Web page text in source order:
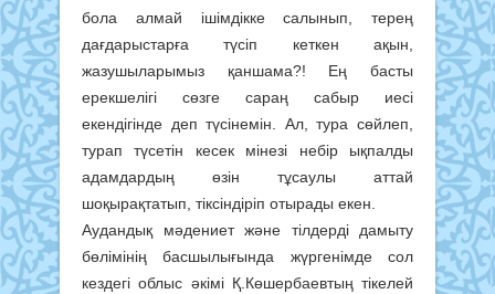
бола алмай ішімдікке салынып, терең
дағдарыстарға түсіп кеткен ақын,
жазушыларымыз қаншама?! Ең басты
ерекшелігі сөзге сараң сабыр иесі
екендігінде деп түсінемін. Ал, тура сөйлеп,
турап түсетін кесек мінезі небір ықпалды
адамдардың өзін тұсаулы аттай
шоқырақтатып, тіксіндіріп отырады екен.
Аудандық мәдениет және тілдерді дамыту
бөлімінің басшылығында жүргенімде сол
кездегі облыс әкімі Қ.Көшербаевтың тікелей